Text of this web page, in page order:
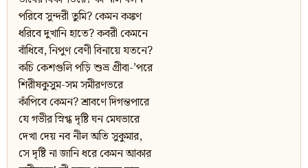
পরিবে সুন্দরী তুমি? কেমন কঙ্কণ
ধরিবে দুখানি হাতে? কবরী কেমনে
বাঁধিবে, নিপুণ বেণী বিনায়ে যতনে?
কচি কেশগুলি পড়ি শুভ্র গ্রীবা-’পরে
শিরীষকুসুম-সম সমীরণভরে
কাঁপিবে কেমন? শ্রাবণে দিগন্তপারে
যে গভীর স্নিগ্ধ দৃষ্টি ঘন মেঘভারে
দেখা দেয় নব নীল অতি সুকুমার,
সে দৃষ্টি না জানি ধরে কেমন আকার